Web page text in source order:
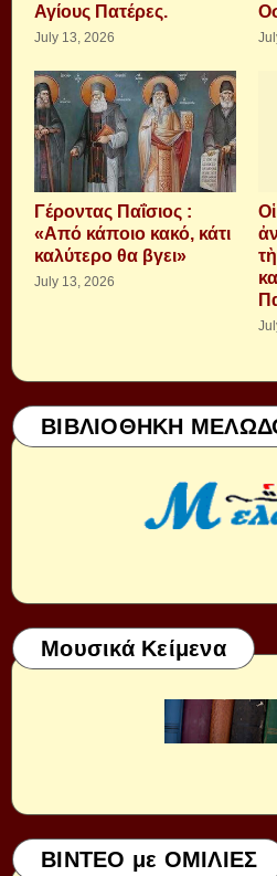
Αγίους Πατέρες.
July 13, 2026
Γέροντας Παΐσιος :
«Από κάποιο κακό, κάτι
καλύτερο θα βγει»
July 13, 2026
ΒΙΒΛΙΟΘΗΚΗ
Μουσικά Κείμενα
ΒΙΝΤΕΟ με ΟΜΙΛΙΕΣ